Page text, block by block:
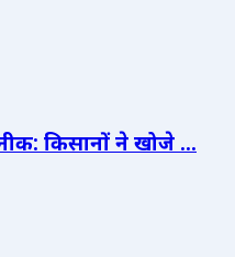
किसानों ने खोजे ...